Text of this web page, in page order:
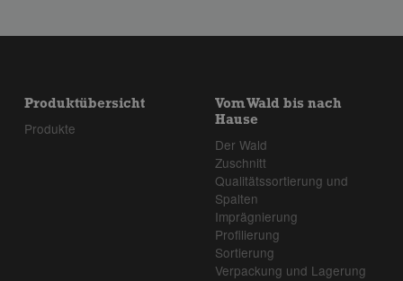
Produktübersicht
Produkte
Vom Wald bis nach
Hause
Der Wald
Zuschnitt
Qualitätssortierung und
Spalten
Imprägnierung
Profilierung
Sortierung
Verpackung und Lagerung